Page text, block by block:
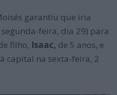
garantiu que iria
feira, dia 29) para
filho, Isaac, de 5 anos, e
capital na sexta-feira, 2